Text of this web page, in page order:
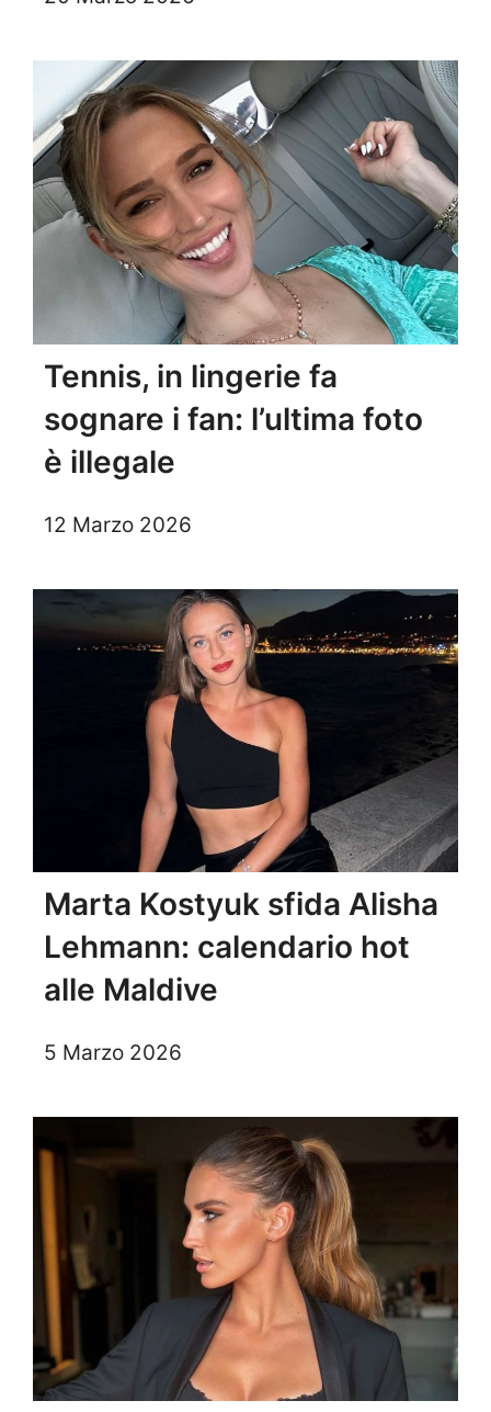
Tennis, in lingerie fa
sognare i fan: l’ultima foto
è illegale
12 Marzo 2026
Marta Kostyuk sfida Alisha
Lehmann: calendario hot
alle Maldive
5 Marzo 2026